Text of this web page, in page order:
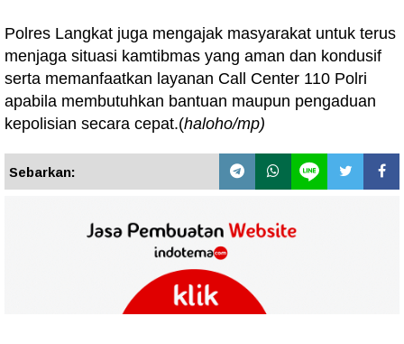
Polres Langkat juga mengajak masyarakat untuk terus
menjaga situasi kamtibmas yang aman dan kondusif
serta memanfaatkan layanan Call Center 110 Polri
apabila membutuhkan bantuan maupun pengaduan
kepolisian secara cepat.(haloho/mp)
Sebarkan: